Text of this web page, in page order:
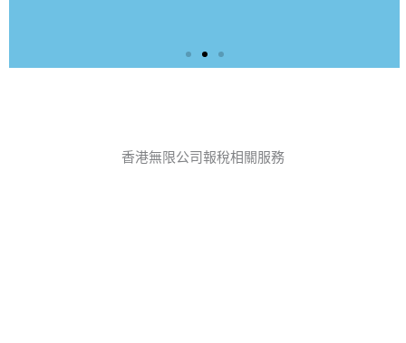
獨資公司：稅局於每年5月初發出個人報稅
表（BIR60），提交期限為1個月內（透過
香港無限公司報稅相關服務